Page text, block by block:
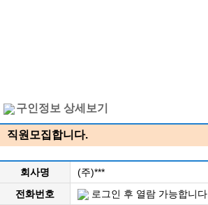
구인정보 상세보기
직원모집합니다.
회사명
(주)***
전화번호
로그인 후 열람 가능합니다.